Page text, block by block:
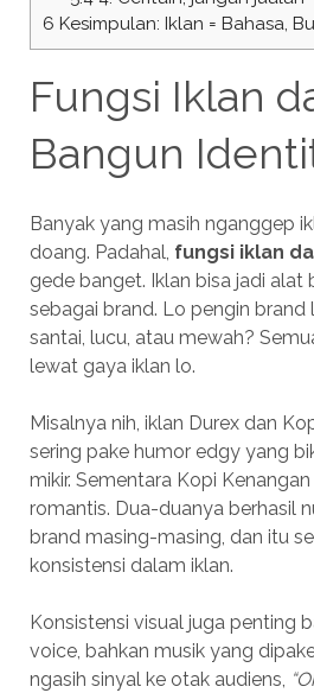
6 Kesimpulan: Iklan = Bahasa,
Fungsi Iklan
Bangun
Banyak yang masih nganggep
doang. Padahal, fungsi iklan
gede banget. Iklan bisa jadi alat
sebagai brand. Lo pengin brand
santai, lucu, atau mewah?
lewat gaya iklan lo.
Misalnya nih, iklan Durex dan
sering pake humor edgy yang
mikir. Sementara Kopi
romantis. Dua-duanya berhasil
brand masing-masing, dan itu
konsistensi dalam iklan.
Konsistensi visual juga penting
voice, bahkan musik yang
ngasih sinyal ke otak audiens,